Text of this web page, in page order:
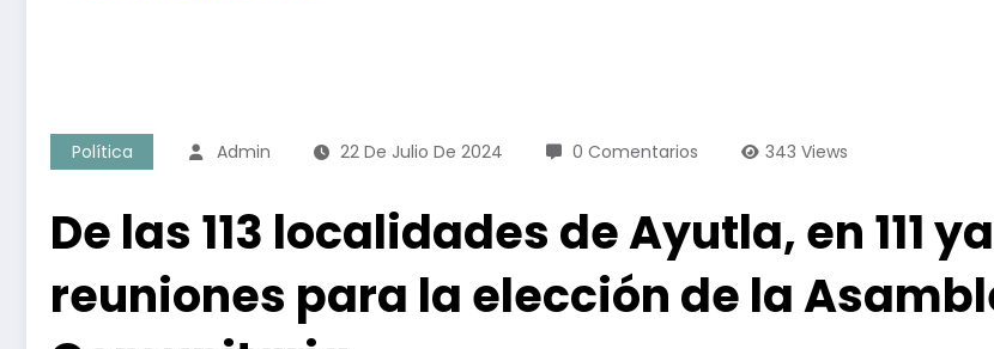
Política Admin 22 De Julio De 2024 0 Comentarios 343 Views
De las 113 localidades de Ayutla, en 111
reuniones para la elección de la